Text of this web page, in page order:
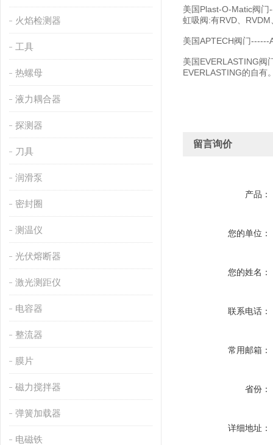
火焰检测器
工具
热螺母
液力耦合器
探测器
刀具
润滑泵
密封圈
测温仪
光伏熔断器
激光测距仪
电容器
整流器
膜片
磁力搅拌器
弹簧加载器
电磁铁
美国Plast-O-Matic阀门
虹吸阀:有RVD、
美国APTECH阀门------
美国EVERLASTING阀
EVERLASTING的自有
留言询价
产品：
您的单位：
您的姓名：
联系电话：
常用邮箱：
省份：
详细地址：